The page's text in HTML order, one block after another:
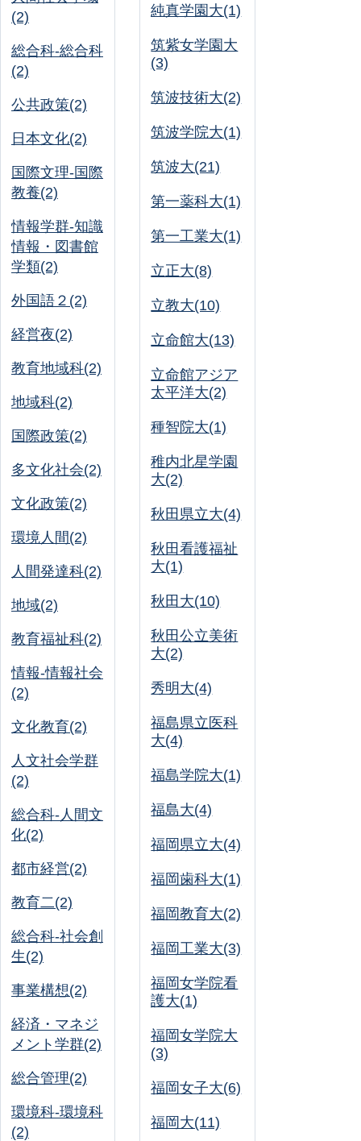
(2)
総合科-総合科
(2)
公共政策(2)
日本文化(2)
国際文理-国際
教養(2)
情報学群-知識
情報・図書館
学類(2)
外国語２(2)
経営夜(2)
教育地域科(2)
地域科(2)
国際政策(2)
多文化社会(2)
文化政策(2)
環境人間(2)
人間発達科(2)
地域(2)
教育福祉科(2)
情報-情報社会
(2)
文化教育(2)
人文社会学群
(2)
総合科-人間文
化(2)
都市経営(2)
教育二(2)
総合科-社会創
生(2)
事業構想(2)
経済・マネジ
メント学群(2)
総合管理(2)
環境科-環境科
(2)
純真学園大(1)
筑紫女学園大
(3)
筑波技術大(2)
筑波学院大(1)
筑波大(21)
第一薬科大(1)
第一工業大(1)
立正大(8)
立教大(10)
立命館大(13)
立命館アジア
太平洋大(2)
種智院大(1)
稚内北星学園
大(2)
秋田県立大(4)
秋田看護福祉
大(1)
秋田大(10)
秋田公立美術
大(2)
秀明大(4)
福島県立医科
大(4)
福島学院大(1)
福島大(4)
福岡県立大(4)
福岡歯科大(1)
福岡教育大(2)
福岡工業大(3)
福岡女学院看
護大(1)
福岡女学院大
(3)
福岡女子大(6)
福岡大(11)